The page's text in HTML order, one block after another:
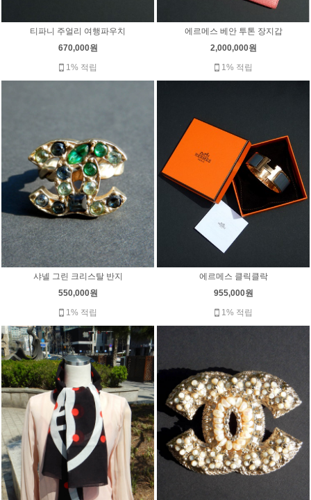
티파니 주얼리 여행파우치
670,000원
1% 적립
에르메스 베안 투톤 장지갑
2,000,000원
1% 적립
샤넬 그린 크리스탈 반지
550,000원
1% 적립
에르메스 클릭클락
955,000원
1% 적립